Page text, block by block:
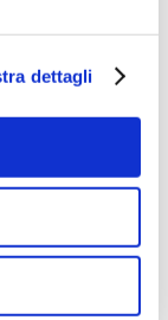
dettagli